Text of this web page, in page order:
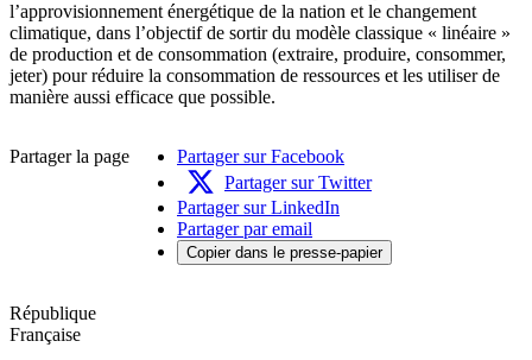
l’approvisionnement énergétique de la nation et le changement
climatique, dans l’objectif de sortir du modèle classique « linéaire »
de production et de consommation (extraire, produire, consommer,
jeter) pour réduire la consommation de ressources et les utiliser de
manière aussi efficace que possible.
Partager la page
Partager sur Facebook
Partager sur Twitter
Partager sur LinkedIn
Partager par email
Copier dans le presse-papier
République
Française